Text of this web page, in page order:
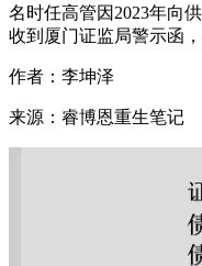
名时任高管因2023年向
收到厦门证监局警示函
作者：李坤泽
来源：睿博恩重生笔记